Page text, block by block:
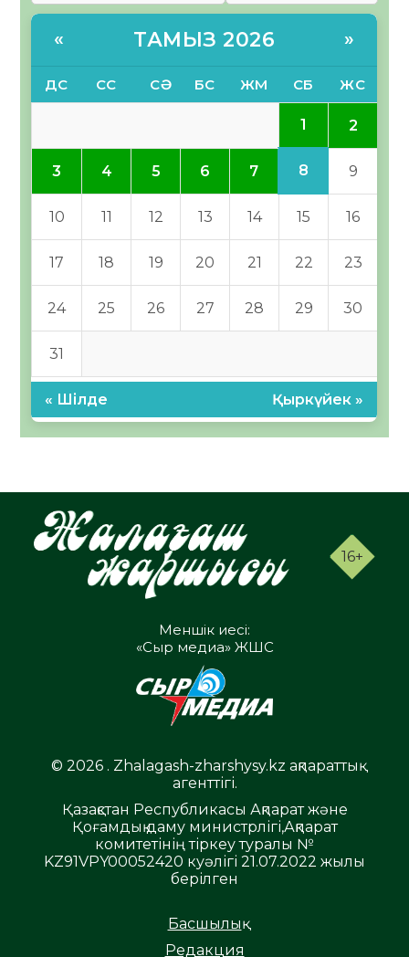
« ТАМЫЗ 2026 »
ДС СС СӘ БС ЖМ СБ ЖС
1 2
3 4 5 6 7 8 9
10 11 12 13 14 15 16
17 18 19 20 21 22 23
24 25 26 27 28 29 30
31
« Шілде Қыркүйек »
16+
Меншік иесі:
«Сыр медиа» ЖШС
© 2026 . Zhalagash-zharshysy.kz ақпараттық
агенттігі.
Қазақстан Республикасы Ақпарат және
Қоғамдық даму министрлігі,Ақпарат
комитетінің тіркеу туралы №
KZ91VPY00052420 куәлігі 21.07.2022 жылы
берілген
Басшылық
Редакция